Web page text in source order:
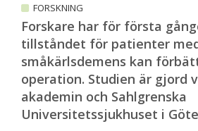
FORSKNING
Forskare har för första
tillståndet för patienter
småkärlsdemens kan
operation. Studien är gjord
akademin och Sahlgrenska
Universitetssjukhuset i